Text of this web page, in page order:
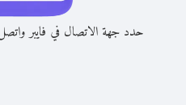
حدد جهة الاتصال في فايبر